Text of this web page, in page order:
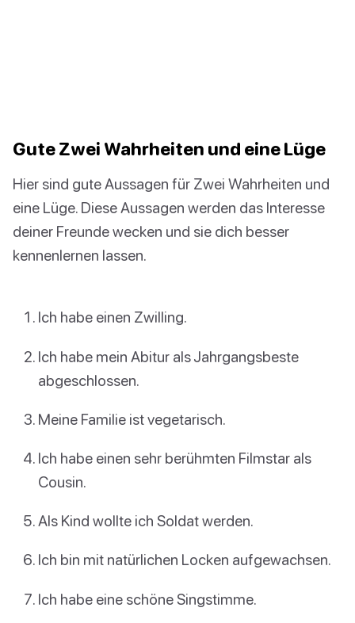
Gute Zwei Wahrheiten und eine Lüge
Hier sind gute Aussagen für Zwei Wahrheiten und
eine Lüge. Diese Aussagen werden das Interesse
deiner Freunde wecken und sie dich besser
kennenlernen lassen.
Ich habe einen Zwilling.
Ich habe mein Abitur als Jahrgangsbeste
abgeschlossen.
Meine Familie ist vegetarisch.
Ich habe einen sehr berühmten Filmstar als
Cousin.
Als Kind wollte ich Soldat werden.
Ich bin mit natürlichen Locken aufgewachsen.
Ich habe eine schöne Singstimme.